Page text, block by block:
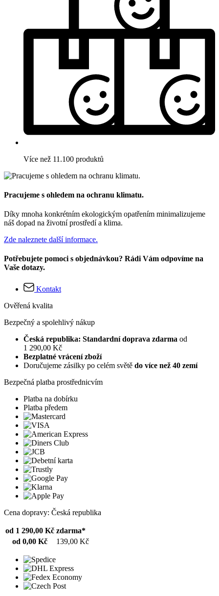
Více než 11.100 produktů
Pracujeme s ohledem na ochranu klimatu.
Díky mnoha konkrétním ekologickým opatřením minimalizujeme
náš dopad na životní prostředí a klima.
Zde naleznete další informace.
Potřebujete pomoci s objednávkou? Rádi Vám odpovíme na
Vaše dotazy.
Kontakt
Ověřená kvalita
Bezpečný a spolehlivý nákup
Česká republika: Standardní doprava zdarma od
1 290,00 Kč
Bezplatné vrácení zboží
Doručujeme zásilky po celém světě do více než 40 zemí
Bezpečná platba prostřednicvím
Platba na dobírku
Platba předem
Cena dopravy: Česká republika
od 1 290,00 Kč zdarma*
od 0,00 Kč
139,00 Kč